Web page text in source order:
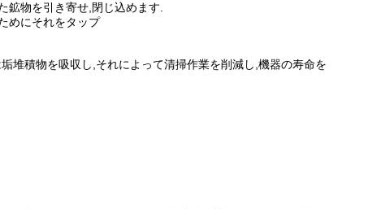
鉱物を引き寄せ,閉じ込めます.
めにそれをタップ
堆積物を吸収し,それによって清掃作業を削減し,機器の寿命を